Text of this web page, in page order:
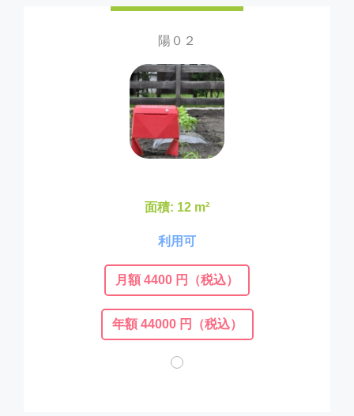
陽０２
面積: 12 m²
利用可
月額 4400 円（税込）
年額 44000 円（税込）